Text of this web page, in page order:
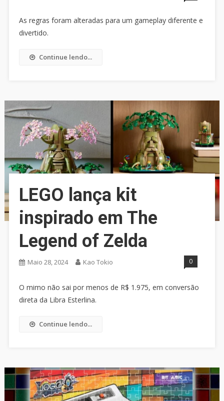
As regras foram alteradas para um gameplay diferente e
divertido.
Continue lendo...
LEGO lança kit
inspirado em The
Legend of Zelda
Maio 28, 2024 Kao Tokio 0
O mimo não sai por menos de R$ 1.975, em conversão
direta da Libra Esterlina.
Continue lendo...